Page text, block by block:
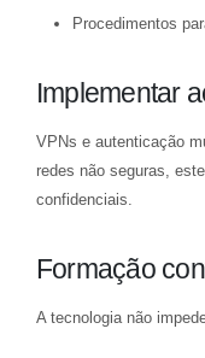
Procedimentos
Implementar
VPNs e autenticação
redes não seguras,
confidenciais.
Formação
A tecnologia não